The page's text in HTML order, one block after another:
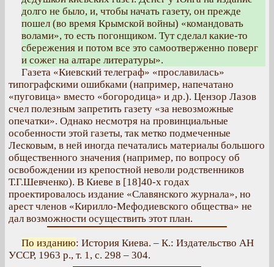
долго не было, и, чтобы начать газету, он прежде
пошел (во время Крымской войны) «командовать
волами», то есть погонщиком. Тут сделал какие-то
сбережения и потом все это самоотверженно поверг
и сожег на алтаре литературы».
Газета «Киевский телеграф» «прославилась»
типографскими ошибками (например, напечатано
«пуговица» вместо «богородица» и др.). Цензор Лазов
счел полезным запретить газету «за невозможные
опечатки». Однако несмотря на провинциальные
особенности этой газеты, так метко подмеченные
Лесковым, в ней иногда печатались материалы большого
общественного значения (например, по вопросу об
освобождении из крепостной неволи родственников
Т.Г.Шевченко). В Киеве в [18]40-х годах
проектировалось издание «Славянского журнала», но
арест членов «Кирилло-Мефодиевского общества» не
дал возможности осуществить этот план.
По изданию: История Киева. – К.: Издательство АН
УССР, 1963 р., т. 1, с. 298 – 304.